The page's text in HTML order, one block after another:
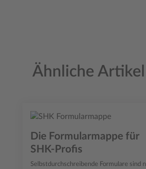
Ähnliche Artikel
Die Formularmappe für
SHK-Profis
Selbstdurchschreibende Formulare sind